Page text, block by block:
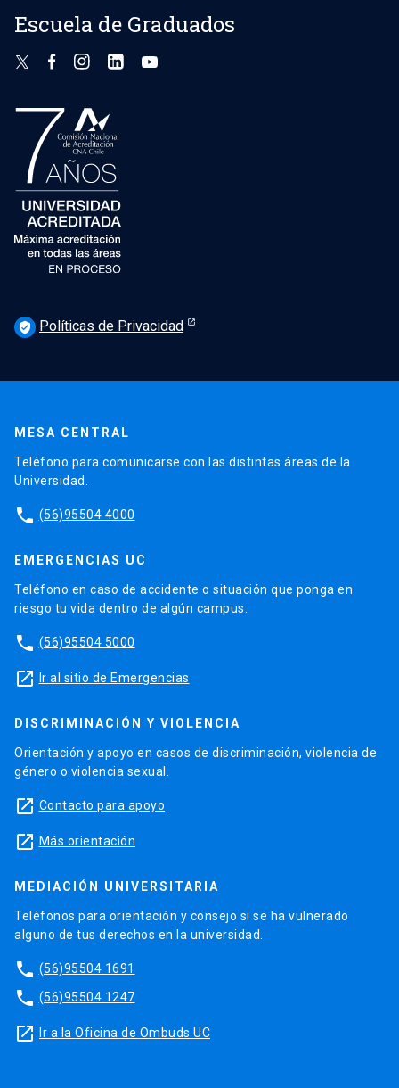
Escuela de Graduados
verified_user Políticas de Privacidad
MESA CENTRAL
Teléfono para comunicarse con las distintas áreas de la
Universidad.
phone (56)95504 4000
EMERGENCIAS UC
Teléfono en caso de accidente o situación que ponga en
riesgo tu vida dentro de algún campus.
phone (56)95504 5000
launch Ir al sitio de Emergencias
DISCRIMINACIÓN Y VIOLENCIA
Orientación y apoyo en casos de discriminación, violencia de
género o violencia sexual.
launch Contacto para apoyo
launch Más orientación
MEDIACIÓN UNIVERSITARIA
Teléfonos para orientación y consejo si se ha vulnerado
alguno de tus derechos en la universidad.
phone (56)95504 1691
phone (56)95504 1247
launch Ir a la Oficina de Ombuds UC